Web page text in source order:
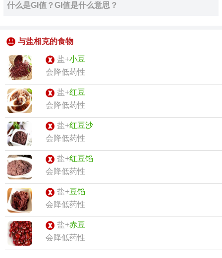
什么是GI值？GI值是什么意思？
与盐相克的食物
盐+小豆
会降低药性
盐+红豆
会降低药性
盐+红豆沙
会降低药性
盐+红豆馅
会降低药性
盐+豆馅
会降低药性
盐+赤豆
会降低药性